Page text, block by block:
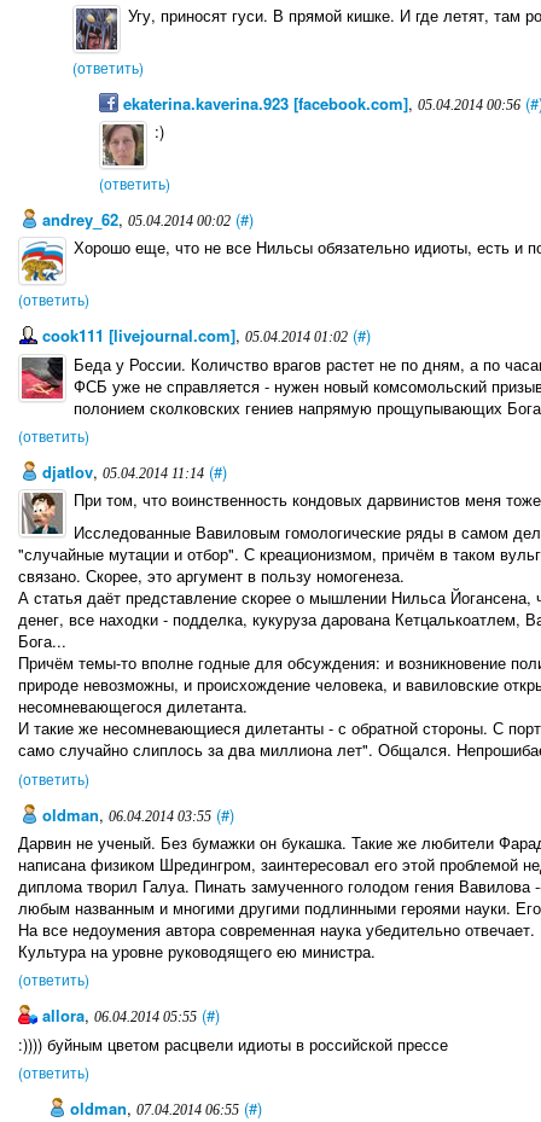
Угу, приносят гуси. В прямой кишке. И где летят, там
(ответить)
ekaterina.kaverina.923 [facebook.com], 05.04.2014 00:56
:)
(ответить)
andrey_62, 05.04.2014 00:02 (#)
Хорошо еще, что не все Нильсы обязательно идиоты, есть и
(ответить)
cook111 [livejournal.com], 05.04.2014 01:02 (#)
Беда у России. Количство врагoв растет не по дням, а по
ФСБ уже не справляется - нужен новый комсомольский
полонием сколковских гениев напрямую прощупывающих
(ответить)
djatlov, 05.04.2014 11:14 (#)
При том, что воинственность кондовых дарвинистов меня
Исследованные Вавиловым гомологические ряды в самом
"случайные мутации и отбор". С креационизмом, причём в таком
связано. Скорее, это аргумент в пользу номогенеза.
А статья даёт представление скорее о мышлении Нильса Йогансена,
денег, все находки - подделка, кукуруза дарована Кетцалькоатлем,
Бога...
Причём темы-то вполне годные для обсуждения: и возникновение
природе невозможны, и происхождение человека, и вавиловские
несомневающегося дилетанта.
И такие же несомневающиеся дилетанты - с обратной стороны. С
само случайно слиплось за два миллиона лет". Общался.
(ответить)
oldman, 06.04.2014 03:55 (#)
Дарвин не ученый. Без бумажки он букашка. Такие же любители
написана физиком Шредингром, заинтересовал его этой проблемой
диплома творил Галуа. Пинать замученного голодом гения Вавилова
любым названным и многими другими подлинными героями науки.
На все недоумения автора современная наука убедительно отвечает.
Культура на уровне руководящего ею министра.
(ответить)
allora, 06.04.2014 05:55 (#)
:)))) буйным цветом расцвели идиоты в российской прессе
(ответить)
oldman, 07.04.2014 06:55 (#)